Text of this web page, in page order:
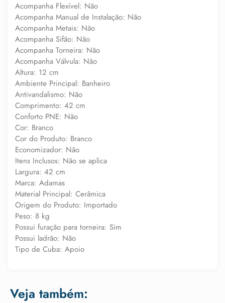
Acompanha Flexível: Não
Acompanha Manual de Instalação: Não
Acompanha Metais: Não
Acompanha Sifão: Não
Acompanha Torneira: Não
Acompanha Válvula: Não
Altura: 12 cm
Ambiente Principal: Banheiro
Antivandalismo: Não
Comprimento: 42 cm
Conforto PNE: Não
Cor: Branco
Cor do Produto: Branco
Economizador: Não
Itens Inclusos: Não se aplica
Largura: 42 cm
Marca: Adamas
Material Principal: Cerâmica
Origem do Produto: Importado
Peso: 8 kg
Possui furação para torneira: Sim
Possui ladrão: Não
Tipo de Cuba: Apoio
Veja também: